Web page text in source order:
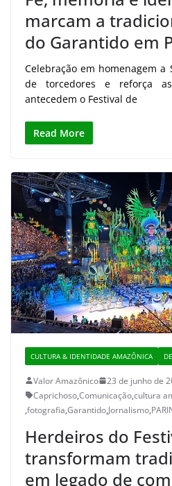
marcam a
do Garantido em
Celebração em homenagem a
de torcedores e reforça
antecedem o Festival de
Read More
CULTURA & IDENTIDADE AMAZÔNICA
Valor Amazônico 23 de junho de
Caprichoso,Comunicação,cultura
,fotografia,Garantido,Jornalismo,
Herdeiros do
transformam
em legado de